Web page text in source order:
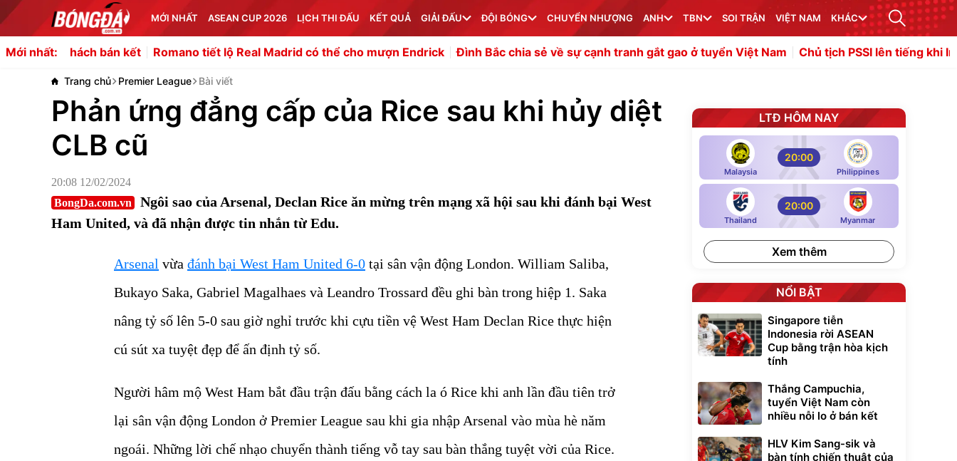
MỚI NHẤT ASEAN CUP 2026 LỊCH THI ĐẤU KẾT QUẢ GIẢI ĐẤU ĐỘI BÓNG CHUYỂN NHƯỢNG ANH TBN SOI TRẬN VIỆT NAM KHÁC
Mới nhất:
bán kết Romano tiết lộ Real Madrid có thể cho mượn Endrick Đình Bắc chia sẻ về sự cạnh tranh gắt gao ở tuyển Việt Nam Chủ tịch PSSI lên tiếng khi Indonesia bị loại
Trang chủ Premier League Bài viết
Phản ứng đẳng cấp của Rice sau khi hủy diệt
CLB cũ
20:08 12/02/2024
BongDa.com.vn
Ngôi sao của Arsenal, Declan Rice ăn mừng trên mạng xã hội sau khi đánh bại West
Ham United, và đã nhận được tin nhắn từ Edu.
Arsenal vừa đánh bại West Ham United 6-0 tại sân vận động London. William Saliba,
Bukayo Saka, Gabriel Magalhaes và Leandro Trossard đều ghi bàn trong hiệp 1. Saka
nâng tỷ số lên 5-0 sau giờ nghỉ trước khi cựu tiền vệ West Ham Declan Rice thực hiện
cú sút xa tuyệt đẹp để ấn định tỷ số.
Người hâm mộ West Ham bắt đầu trận đấu bằng cách la ó Rice khi anh lần đầu tiên trở
lại sân vận động London ở Premier League sau khi gia nhập Arsenal vào mùa hè năm
ngoái. Những lời chế nhạo chuyển thành tiếng vỗ tay sau bàn thắng tuyệt vời của Rice.
LTĐ HÔM NAY
Malaysia
20:00
Philippines
Thailand
20:00
Myanmar
Xem thêm
NỔI BẬT
Singapore tiễn
Indonesia rời ASEAN
Cup bằng trận hòa kịch
tính
Thắng Campuchia,
tuyển Việt Nam còn
nhiều nỗi lo ở bán kết
HLV Kim Sang-sik và
bàn tính chiến thuật của